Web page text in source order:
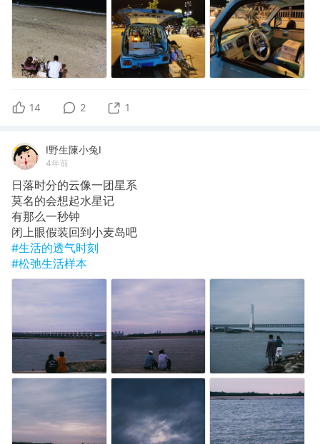
14 2 1
I野生陳小兔I
4年前
日落时分的云像一团星系
莫名的会想起水星记
有那么一秒钟
闭上眼假装回到小麦岛吧
#生活的透气时刻
#松弛生活样本